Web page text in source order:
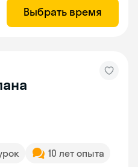
Выбрать время
10 лет опыта